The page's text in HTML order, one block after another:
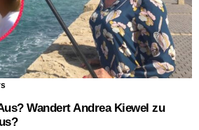
Wandert Andrea Kiewel zu